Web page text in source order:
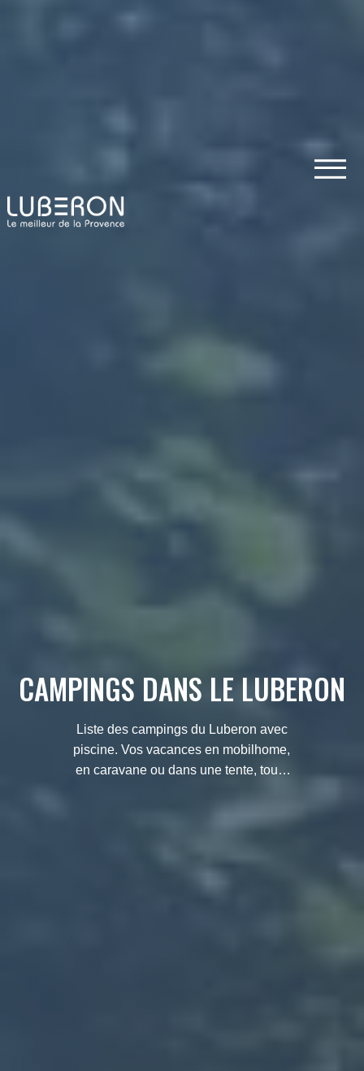
CAMPINGS DANS LE LUBERON
Liste des campings du Luberon avec
piscine. Vos vacances en mobilhome,
en caravane ou dans une tente, toute